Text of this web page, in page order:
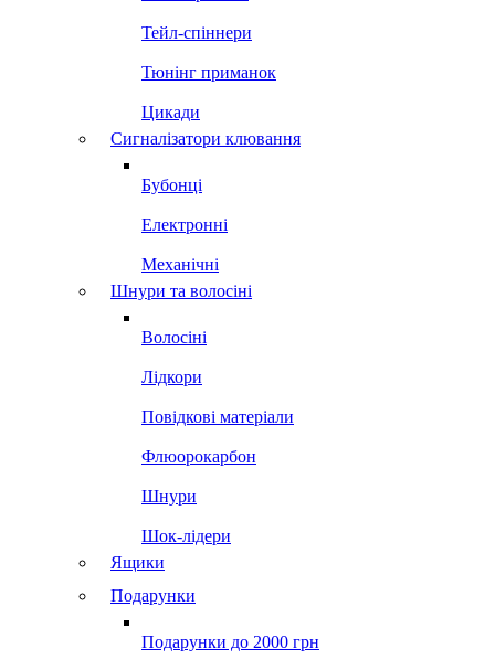
Тейл-спіннери
Тюнінг приманок
Цикади
Сигналізатори клювання
Бубонці
Електронні
Механічні
Шнури та волосіні
Волосіні
Лідкори
Повідкові матеріали
Флюорокарбон
Шнури
Шок-лідери
Ящики
Подарунки
Подарунки до 2000 грн